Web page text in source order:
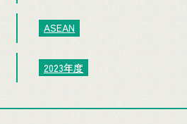
ASEAN
2023年度